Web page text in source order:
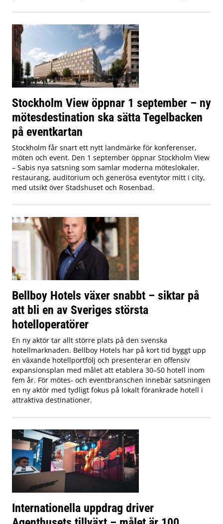
Stockholm View öppnar 1 september – ny
mötesdestination ska sätta Tegelbacken
på eventkartan
Stockholm får snart ett nytt landmärke för konferenser,
möten och event. Den 1 september öppnar Stockholm View
– Sabis nya satsning som samlar moderna möteslokaler,
restaurang, auditorium och generösa eventytor mitt i city,
med utsikt över Stadshuset och Rosenbad.
Bellboy Hotels växer snabbt – siktar på
att bli en av Sveriges största
hotelloperatörer
En ny aktör tar allt större plats på den svenska
hotellmarknaden. Bellboy Hotels har på kort tid byggt upp
en växande hotellportfölj och presenterar en offensiv
expansionsplan med målet att etablera 30–50 hotell inom
fem år. För mötes- och eventbranschen innebär satsningen
en ny aktör med tydligt fokus på lokalt förankrade hotell i
attraktiva destinationer.
Internationella uppdrag driver